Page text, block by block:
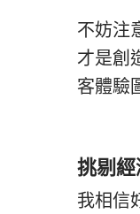
不妨注
才是創
客體驗
挑剔
我相信